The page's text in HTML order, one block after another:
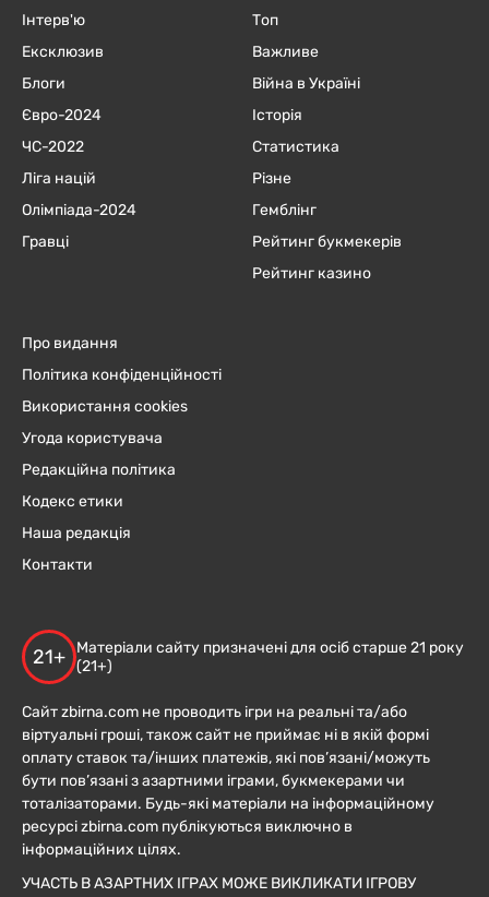
Інтерв'ю
Ексклюзив
Блоги
Євро-2024
ЧC-2022
Ліга націй
Олімпіада-2024
Гравці
Топ
Важливе
Війна в Україні
Історія
Статистика
Різне
Гемблінг
Рейтинг букмекерів
Рейтинг казино
Про видання
Політика конфіденційності
Використання cookies
Угода користувача
Редакційна політика
Кодекс етики
Наша редакція
Контакти
21+
Матеріали сайту призначені для осіб старше 21 року
(21+)
Сайт zbirna.com не проводить ігри на реальні та/або
віртуальні гроші, також сайт не приймає ні в якій формі
оплату ставок та/інших платежів, які пов’язані/можуть
бути пов’язані з азартними іграми, букмекерами чи
тоталізаторами. Будь-які матеріали на інформаційному
ресурсі zbirna.com публікуються виключно в
інформаційних цілях.
УЧАСТЬ В АЗАРТНИХ ІГРАХ МОЖЕ ВИКЛИКАТИ ІГРОВУ